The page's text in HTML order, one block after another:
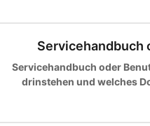
Servicehandbuch
Servicehandbuch oder
drinstehen und welches